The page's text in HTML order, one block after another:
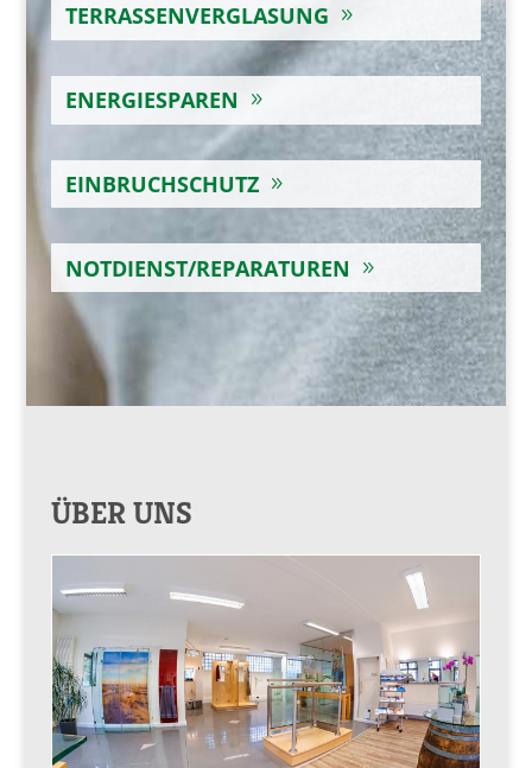
TERRASSENVERGLASUNG
ENERGIESPAREN
EINBRUCHSCHUTZ
NOTDIENST/REPARATUREN
ÜBER UNS